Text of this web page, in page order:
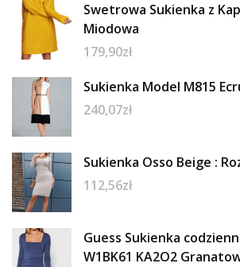
Swetrowa Sukienka z
Miodowa
179,90zł
Sukienka Model M815
240,07zł
Sukienka Osso Beige :
112,56zł
Guess Sukienka
W1BK61 KA2O2